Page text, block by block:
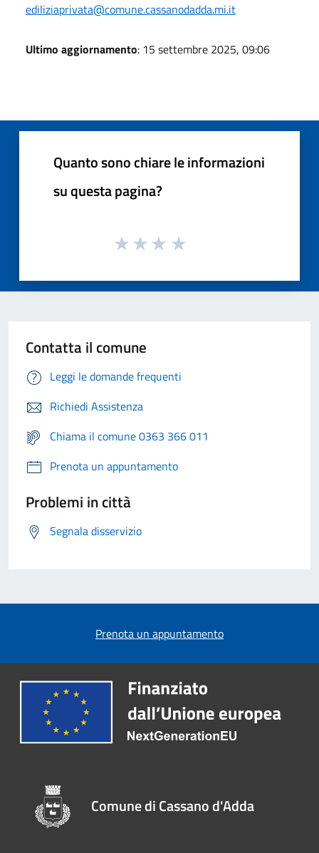
ediliziaprivata@comune.cassanodadda.mi.it
Ultimo aggiornamento: 15 settembre 2025, 09:06
Quanto sono chiare le informazioni
su questa pagina?
Contatta il comune
Leggi le domande frequenti
Richiedi Assistenza
Chiama il comune 0363 366 011
Prenota un appuntamento
Problemi in città
Segnala disservizio
Prenota un appuntamento
Comune di Cassano d'Adda